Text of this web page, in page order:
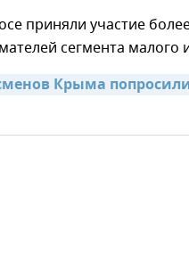
приняли участие
сегмента малого
Крыма